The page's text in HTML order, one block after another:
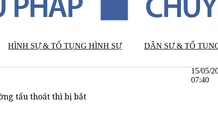
HÌNH SỰ & TỐ TỤNG HÌNH SỰ DÂN SỰ & TỐ
15/05/
07:40
tẩu thoát thì bị bắt